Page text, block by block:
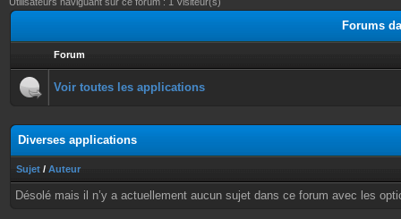
Forums
Forum
Voir toutes les applications
Diverses applications
Sujet / Auteur
Désolé mais il n’y a actuellement aucun sujet dans ce forum avec les